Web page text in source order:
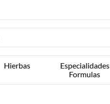
Hierbas
Especialidades
Formulas